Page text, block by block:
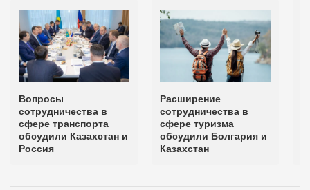
Вопросы
сотрудничества в
сфере транспорта
обсудили Казахстан и
Россия
Расширение
сотрудничества в
сфере туризма
обсудили Болгария и
Казахстан